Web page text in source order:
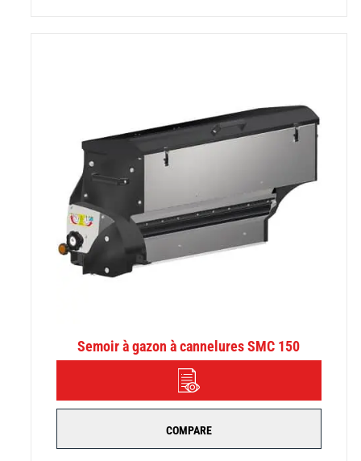
Semoir à gazon à cannelures SMC 150
COMPARE
DÉTAILS